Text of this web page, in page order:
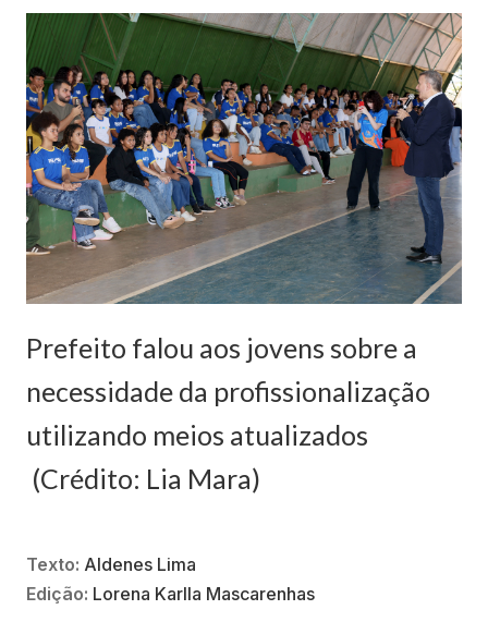
Prefeito falou aos jovens sobre a
necessidade da profissionalização
utilizando meios atualizados
(Crédito: Lia Mara)
Texto: Aldenes Lima
Edição: Lorena Karlla Mascarenhas